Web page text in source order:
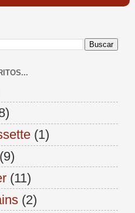
(1)
(9)
(11)
(2)